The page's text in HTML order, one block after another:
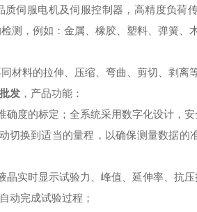
伺服电机及伺服控制器，高精度负荷
测，例如：金属、橡胶、塑料、弹簧、
材料的拉伸、压缩、弯曲、剪切、剥离等
发，产品功能：
确度的标定；全系统采用数字化设计，安
切换到适当的量程，以确保测量数据
实时显示试验力、峰值、延伸率、抗压
动完成试验过程；